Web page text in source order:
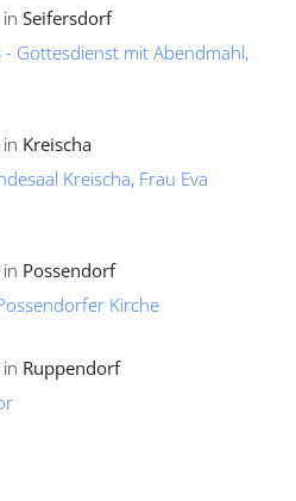
in Seifersdorf
Gottesdienst mit Abendmahl,
in Kreischa
Kreischa, Frau Eva
in Possendorf
Kirche
in Ruppendorf